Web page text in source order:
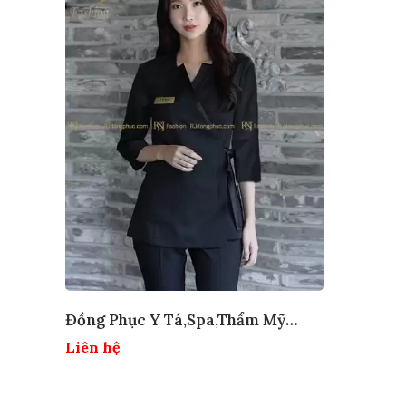
Đồng Phục Y Tá,spa,thẩm Mỹ
Viện
Liên hệ